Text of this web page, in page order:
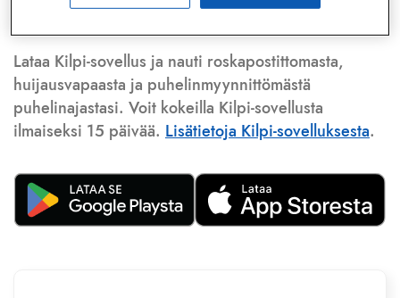
mikä varmistaa ajantasaisen suojan.
Lataa Kilpi-sovellus ja nauti roskapostittomasta,
huijausvapaasta ja puhelinmyynnittömästä
puhelinajastasi. Voit kokeilla Kilpi-sovellusta
ilmaiseksi 15 päivää. Lisätietoja Kilpi-sovelluksesta.